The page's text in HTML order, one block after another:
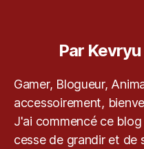
5,
S
3,
T
Par Kevryu
Gamer, Blogueur,
accessoirement,
J'ai commencé ce
cesse de grandir et de